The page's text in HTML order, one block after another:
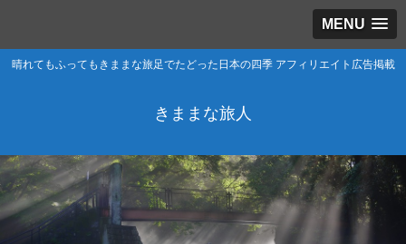
MENU
晴れてもふってもきままな旅足でたどった日本の四季 アフィリエイト広告掲載
きままな旅人